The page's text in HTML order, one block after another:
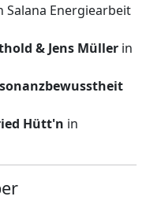
Salana Energiearbeit
& Jens Müller in
Hütt'n in